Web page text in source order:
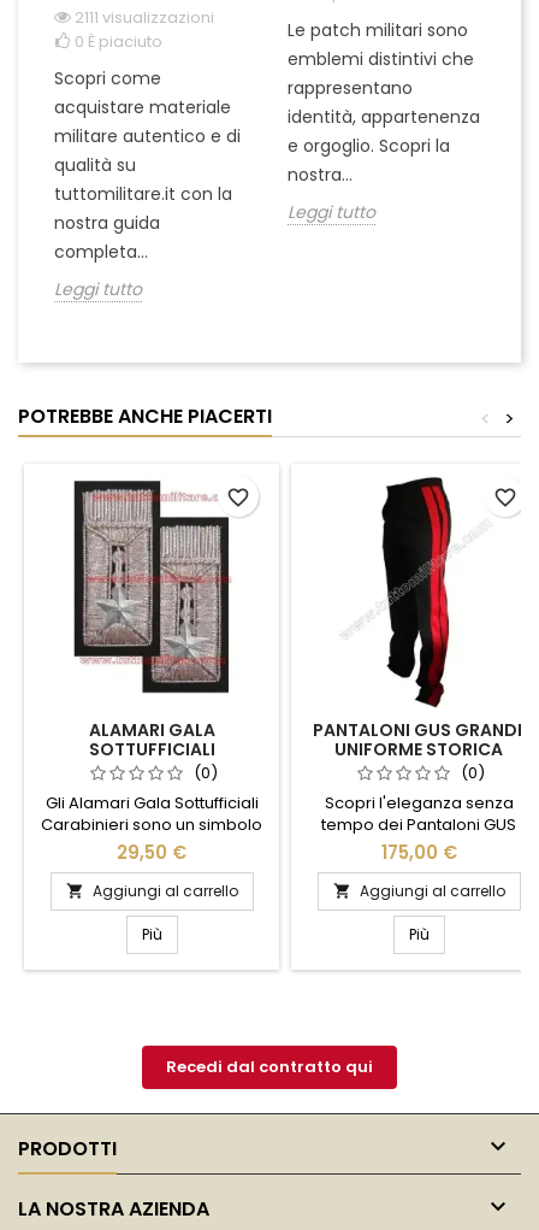
2111 visualizzazioni
0 È piaciuto
Scopri come
acquistare materiale
militare autentico e di
qualità su
tuttomilitare.it con la
nostra guida
completa...
Leggi tutto
Le patch militari sono
emblemi distintivi che
rappresentano
identità, appartenenza
e orgoglio. Scopri la
nostra...
Leggi tutto
POTREBBE ANCHE PIACERTI >
<
ALAMARI GALA
SOTTUFFICIALI
CARABINIERI(0)
Gli Alamari Gala Sottufficiali
Carabinieri sono un simbolo
di prestigio e tradizione,
perfetti per completare
l'uniforme con eleganza e
distinzione. Realizzati con
materiali di alta qualità,
questi alamari riflettono
l'orgoglio e la dedizione dei
ideali per cerimonie e
occasioni formali,...
29,50 €
 Aggiungi al carrello
Più
favorite_border
PANTALONI GUS GRANDE
UNIFORME STORICA
CARABINIERI(0)
Scopri l'eleganza senza
tempo dei Pantaloni GUS
Grande Uniforme Storica
Carabinieri. Realizzati con
materiali di alta qualità,
questi pantaloni incarnano la
tradizione e il prestigio
dell'uniforme storica dei
Carabinieri. Il taglio classico e
vestibilità impeccabile. Ideali
per cerimonie e...
175,00 €
 Aggiungi al carrello
Più
favorite_border
Recedi dal contratto qui
PRODOTTI 
LA NOSTRA AZIENDA 